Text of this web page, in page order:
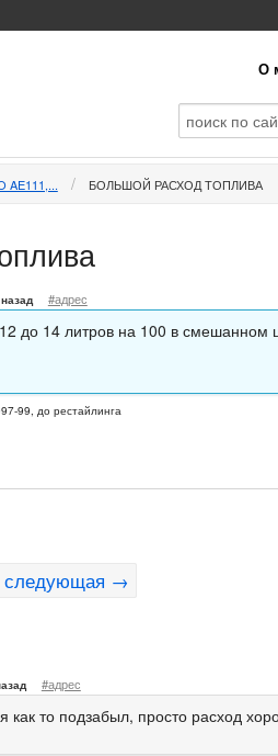
О
AE111,... БОЛЬШОЙ РАСХОД ТОПЛИВА
#адрес
до 14 литров на 100 в смешанном
99, до рестайлинга
следующая →
#адрес
как то подзабыл, просто расход